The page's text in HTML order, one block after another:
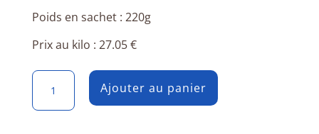
Poids en sachet : 220g
Prix au kilo : 27.05 €
quantité
Crème
Ajouter au panier